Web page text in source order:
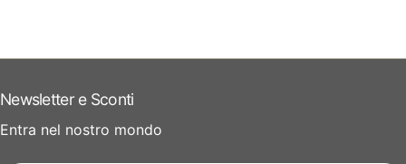
Newsletter e Sconti
Entra nel nostro mondo